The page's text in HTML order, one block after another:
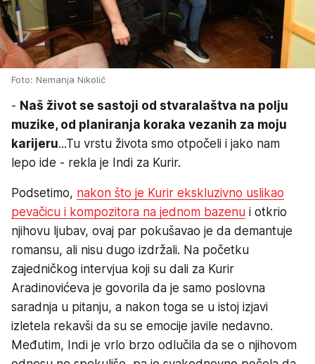
Foto: Nemanja Nikolić
- Naš život se sastoji od stvaralaštva na polju
muzike, od planiranja koraka vezanih za moju
karijeru...Tu vrstu života smo otpočeli i jako nam
lepo ide - rekla je Indi za Kurir.
Podsetimo, nakon što je Kurir ekskluzivno uslikao
pevačicu i kompozitora na jednom bazenu i otkrio
njihovu ljubav, ovaj par pokušavao je da demantuje
romansu, ali nisu dugo izdržali. Na početku
zajedničkog intervjua koji su dali za Kurir
Aradinovićeva je govorila da je samo poslovna
saradnja u pitanju, a nakon toga se u istoj izjavi
izletela rekavši da su se emocije javile nedavno.
Međutim, Indi je vrlo brzo odlučila da se o njihovom